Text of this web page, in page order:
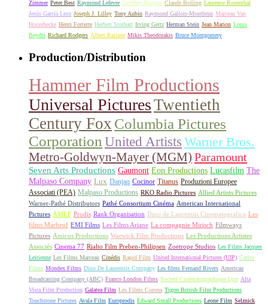
Zimmer Peter Best Raymond Lefevre Geoffrey Burgon Claude Bolling Laurence Rosenthal
Jesús García Leoz Joseph J. Lilley Tony Aubin Raymond Gallois-Montbrun Marceau Van
Hoorebecke Henri Forterre Herbert Stothart Irving Gertz Herman Stein Jean Marion Louis
Beydts Richard Rodgers Albert Raisner Mikis Theodorakis Bruce Montgomery
Production/Distribution
Hammer Film Productions
Universal PicturesTwentieth
Century Fox Columbia Pictures
Corporation United Artists Warner Bros.
Metro-Goldwyn-Mayer (MGM) Paramount
Seven Arts Productions Gaumont Eon Productions Lucasfilm The
Malpaso Company Lux Danjaq Cocinor Titanus Produzioni Europee
Associati (PEA) Malpaso Productions RKO Radio Pictures Allied Artists Pictures
Warner-Pathé Distributors Pathé Consortium Cinéma American International
Pictures AMLF Prodis Rank Organisation Dino de Laurentiis Cinematografica Les
films Marbeuf EMI Films Les Films Ariane La compagnie Mirisch Filmways
Pictures Amicus Productions Warwick Film Productions Les Productions Artistes
Associés Cinema 77 Rialto Film Preben-Philipsen Zoetrope Studios Les Films Jacques
Leitienne Les Films Marceau Cinédis Rapid Film United International Pictures (UIP) Cerito
Films Mondex Films Dino De Laurentiis Company Les films Fernand Rivers American
Broadcasting Company (ABC) Franco London Films Societé Cinématographique Lyre Alta
Vista Film Production Galatea Film Les Films Corona Tigon British Film Productions
Touchstone Pictures Avala Film Europrodis Edward Small Productions Leone Film Selznick